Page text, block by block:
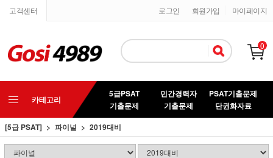
고객센터 마이페이지
회원가입
로그인
0
카테고리
5급PSAT
기출문제
민간경력자
기출문제
PSAT기출문제
단권화자료
[5급 PSAT]
파이널 2019대비